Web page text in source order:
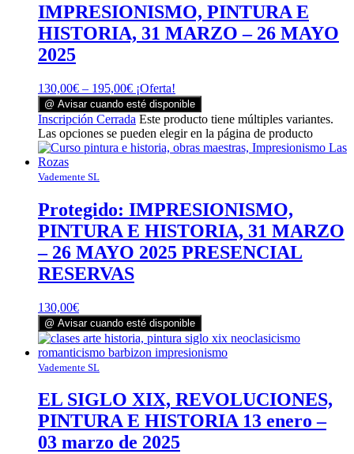
IMPRESIONISMO, PINTURA E
HISTORIA, 31 MARZO – 26 MAYO
2025
130,00€ – 195,00€ ¡Oferta!
@ Avisar cuando esté disponible
Inscripción Cerrada Este producto tiene múltiples variantes.
Las opciones se pueden elegir en la página de producto
Vademente SL
Protegido: IMPRESIONISMO,
PINTURA E HISTORIA, 31 MARZO
– 26 MAYO 2025 PRESENCIAL
RESERVAS
130,00€
@ Avisar cuando esté disponible
Vademente SL
EL SIGLO XIX, REVOLUCIONES,
PINTURA E HISTORIA 13 enero –
03 marzo de 2025